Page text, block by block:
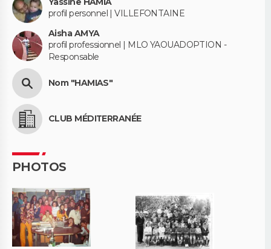
profil personnel | VILLEFONTAINE
Aisha AMYA
profil professionnel | MLO YAOUADOPTION -
Responsable
Nom "HAMIAS"
CLUB MÉDITERRANÉE
PHOTOS